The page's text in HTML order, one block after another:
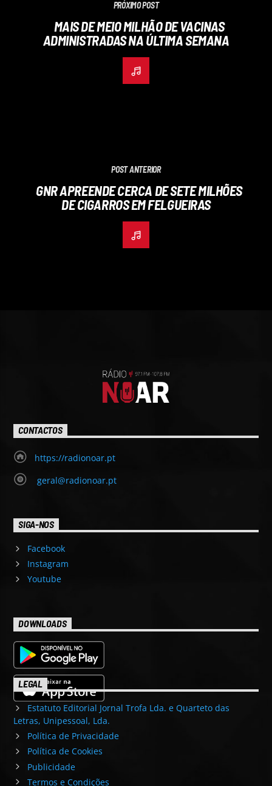
PRÓXIMO POST
MAIS DE MEIO MILHÃO DE VACINAS
ADMINISTRADAS NA ÚLTIMA SEMANA
POST ANTERIOR
GNR APREENDE CERCA DE SETE MILHÕES
DE CIGARROS EM FELGUEIRAS
CONTACTOS
https://radionoar.pt
geral@radionoar.pt
SIGA-NOS
Facebook
Instagram
Youtube
DOWNLOADS
LEGAL
Estatuto Editorial Jornal Trofa Lda. e Quarteto das
Letras, Unipessoal, Lda.
Política de Privacidade
Política de Cookies
Publicidade
Termos e Condições